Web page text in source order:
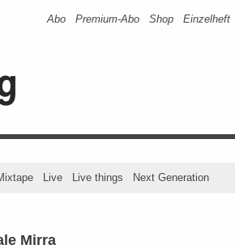
Abo Premium-Abo Shop Einzelheft
Live Live things Next Generation
Mirra